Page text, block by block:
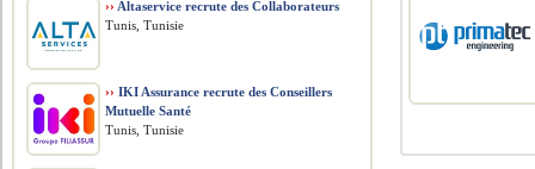
›› Altaservice recrute des Collaborateurs
Tunis, Tunisie
›› IKI Assurance recrute des Conseillers
Mutuelle Santé
Tunis, Tunisie